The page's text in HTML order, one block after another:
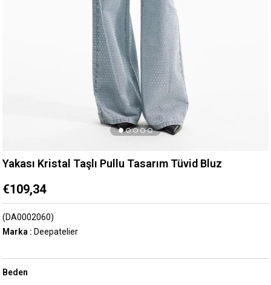
Yakası Kristal Taşlı Pullu Tasarım Tüvid Bluz
€109,34
(DA0002060)
Marka : Deepatelier
Beden